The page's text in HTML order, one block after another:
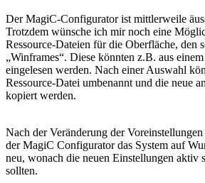
Der MagiC-Configurator ist mittlerweile
Trotzdem wünsche ich mir noch eine
Ressource-Dateien für die Oberfläche, den
„Winframes“. Diese könnten z.B. aus
eingelesen werden. Nach einer Auswahl
Ressource-Datei umbenannt und die neue
kopiert werden.
Nach der Veränderung der Voreinstellungen
der MagiC Configurator das System auf
neu, wonach die neuen Einstellungen aktiv
sollten.